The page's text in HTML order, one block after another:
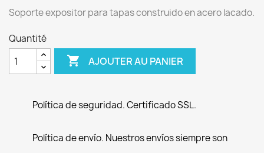
Soporte expositor para tapas construido en acero lacado.
Quantité
 AJOUTER AU PANIER
Política de seguridad. Certificado SSL.
Política de envío. Nuestros envíos siempre son